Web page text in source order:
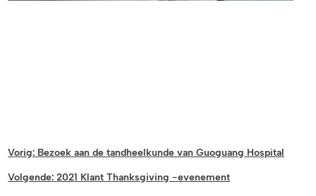
Vorig: Bezoek aan de tandheelkunde van Guoguang Hospital
Volgende: 2021 Klant Thanksgiving -evenement